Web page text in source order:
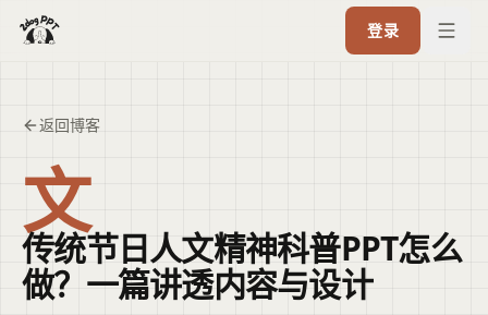
登录
返回博客
文
传统节日人文精神科普PPT怎么
做？一篇讲透内容与设计